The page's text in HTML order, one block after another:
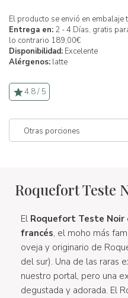
El producto se envió en embalaje
Entrega en: 2 - 4 Días, gratis
lo contrario 189,00€
Disponibilidad: Excelente
Alérgenos: latte
4.8 / 5
Roquefort Teste
El Roquefort Teste Noir
francés, el moho más
oveja y originario de
del sur). Una de las raras
nuestro portal, pero una
degustada y adorada. El